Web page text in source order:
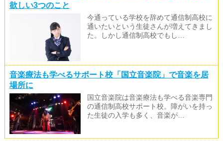
欲しい3つのこと
今通っている学校を辞めて通信制高校に
通いたいという生徒さんが増えてきまし
た。しかし通信制高校でもし…
音楽療法も学べるサポート校「国立音楽院」で音楽を居
場所に
国立音楽院は音楽療法も学べる音楽専門
の通信制高校サポート校。障がいを持っ
た生徒の入学も多く、音楽が…